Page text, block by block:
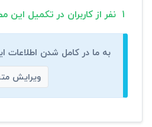
به ما در کامل شدن اطلاعات
ویرایش